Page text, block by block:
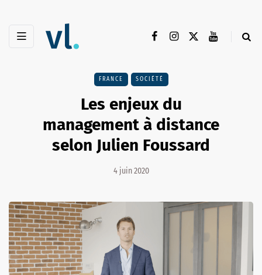
FRANCE SOCIÉTÉ
Les enjeux du
management à distance
selon Julien Foussard
4 juin 2020